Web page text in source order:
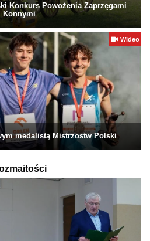
Konkurs Powożenia Zaprzęgami
Konnymi
Wideo
medalistą Mistrzostw Polski